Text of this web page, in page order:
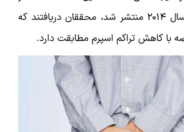
مطالعه‌ای که در سال ۲۰۱۴ منتشر شد، محققان دریافتند که
با کاهش تراکم اسپرم مطابقت دارد.